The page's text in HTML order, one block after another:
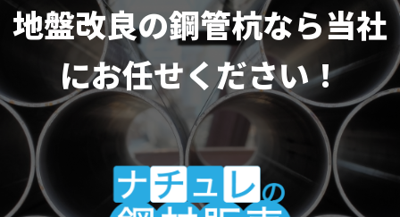
地盤改良の鋼管杭なら当社
にお任せください！